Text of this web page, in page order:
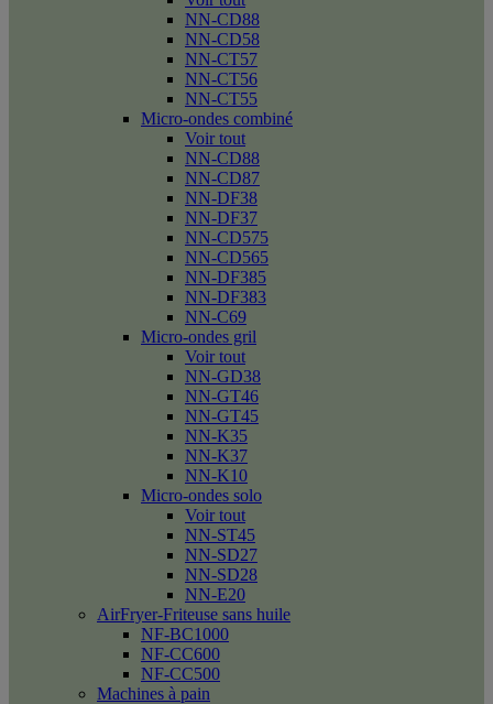
NN-CD88
NN-CD58
NN-CT57
NN-CT56
NN-CT55
Micro-ondes combiné
Voir tout
NN-CD88
NN-CD87
NN-DF38
NN-DF37
NN-CD575
NN-CD565
NN-DF385
NN-DF383
NN-C69
Micro-ondes gril
Voir tout
NN-GD38
NN-GT46
NN-GT45
NN-K35
NN-K37
NN-K10
Micro-ondes solo
Voir tout
NN-ST45
NN-SD27
NN-SD28
NN-E20
AirFryer-Friteuse sans huile
NF-BC1000
NF-CC600
NF-CC500
Machines à pain